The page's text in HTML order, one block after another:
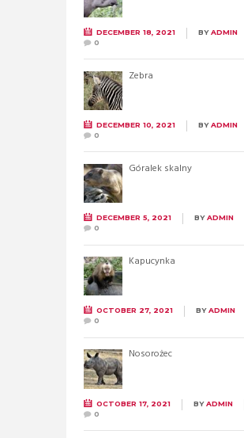
DECEMBER 18, 2021 BYADMIN
0
Zebra
DECEMBER 10, 2021 BYADMIN
0
Góralek skalny
DECEMBER 5, 2021 BYADMIN
0
Kapucynka
OCTOBER 27, 2021 BYADMIN
0
Nosorożec
OCTOBER 17, 2021 BYADMIN
0